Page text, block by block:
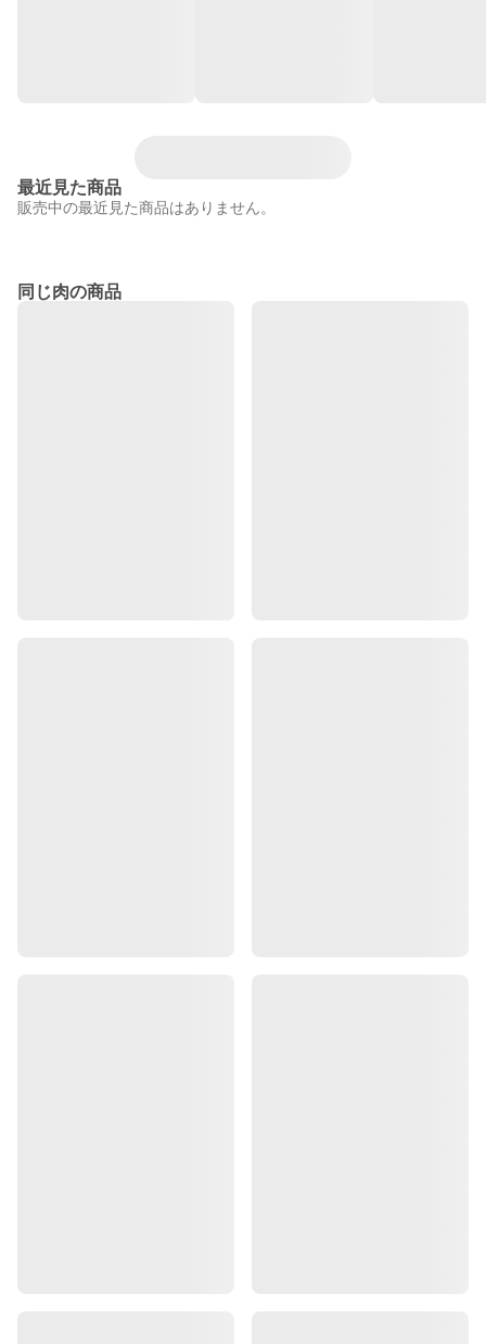
最近見た商品
販売中の最近見た商品はありません。
同じ肉の商品